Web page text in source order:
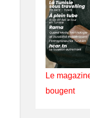
Le
bougent